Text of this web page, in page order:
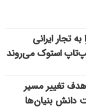
تجار ایرانی
استوک می‌روند
هدف تغییر مسیر
دانش بنیان‌ها